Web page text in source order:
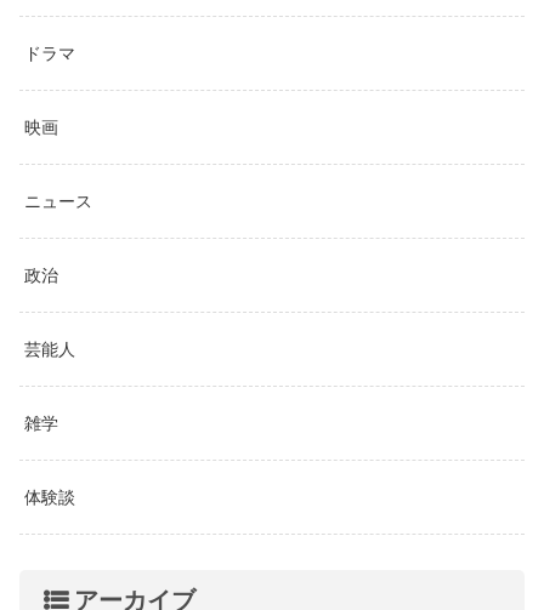
ドラマ
映画
ニュース
政治
芸能人
雑学
体験談
アーカイブ